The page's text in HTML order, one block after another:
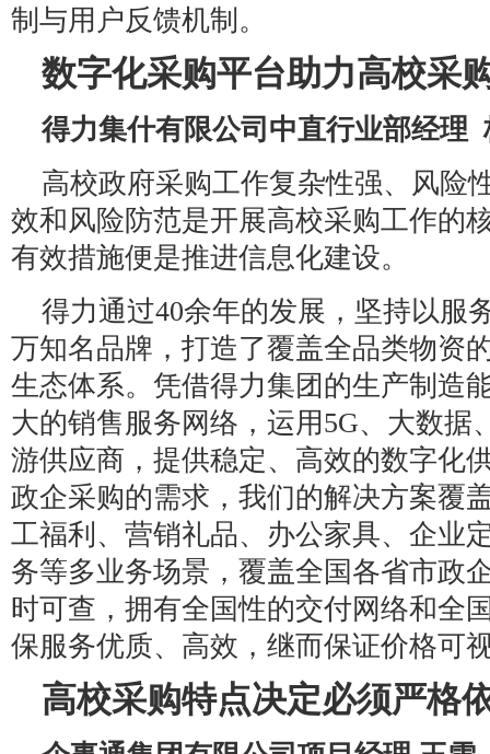
制与用户反馈机制。
数字化采购平台助力高校采
得力集什有限公司中直行业部经理
高校政府采购工作复杂性强、风险
效和风险防范是开展高校采购工作的
有效措施便是推进信息化建设。
得力通过40余年的发展，坚持以服
万知名品牌，打造了覆盖全品类物资
生态体系。凭借得力集团的生产制造
大的销售服务网络，运用5G、大数据
游供应商，提供稳定、高效的数字化
政企采购的需求，我们的解决方案覆
工福利、营销礼品、办公家具、企业
务等多业务场景，覆盖全国各省市政
时可查，拥有全国性的交付网络和全
保服务优质、高效，继而保证价格可
高校采购特点决定必须严格